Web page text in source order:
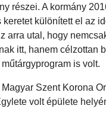
részei. A kormány
keretet különített el az
arra utal, hogy
itt, hanem célzottan
is volt.
Magyar Szent Korona
volt épülete